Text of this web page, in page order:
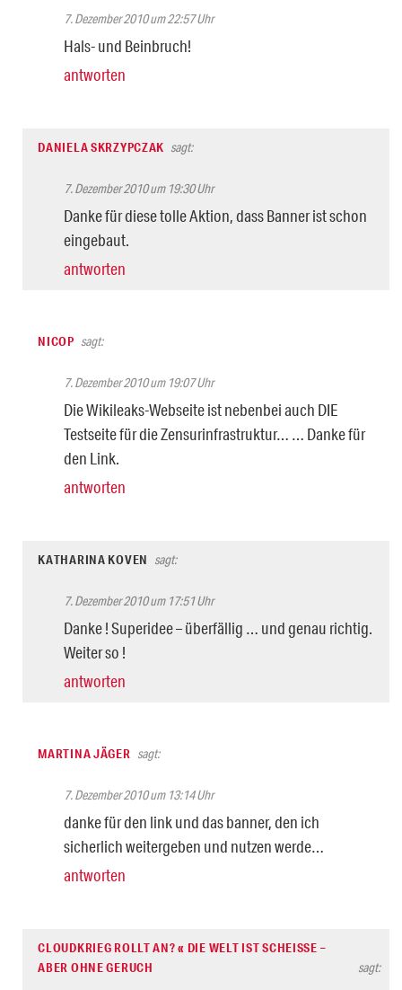
7. Dezember 2010 um 22:57 Uhr
Hals- und Beinbruch!
antworten
DANIELA SKRZYPCZAK sagt:
7. Dezember 2010 um 19:30 Uhr
Danke für diese tolle Aktion, dass Banner ist schon
eingebaut.
antworten
NICOP sagt:
7. Dezember 2010 um 19:07 Uhr
Die Wikileaks-Webseite ist nebenbei auch DIE
Testseite für die Zensurinfrastruktur… … Danke für
den Link.
antworten
KATHARINA KOVEN sagt:
7. Dezember 2010 um 17:51 Uhr
Danke ! Superidee – überfällig … und genau richtig.
Weiter so !
antworten
MARTINA JÄGER sagt:
7. Dezember 2010 um 13:14 Uhr
danke für den link und das banner, den ich
sicherlich weitergeben und nutzen werde…
antworten
CLOUDKRIEG ROLLT AN? « DIE WELT IST SCHEISSE –
ABER OHNE GERUCH
sagt: